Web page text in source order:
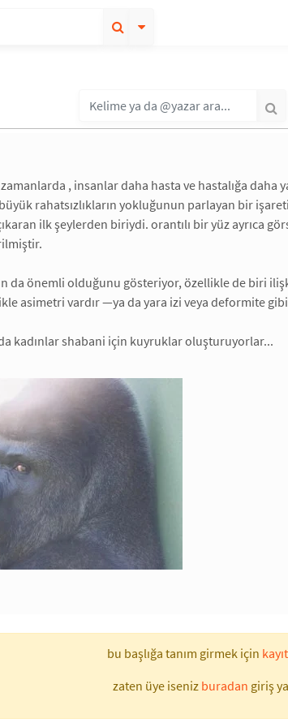
, insanlar daha hasta ve hastalığa daha
rahatsızlıkların yokluğunun parlayan bir
ilk şeylerden biriydi. orantılı bir yüz ayrıca
da önemli olduğunu gösteriyor, özellikle de biri
asimetri vardır —ya da yara izi veya deformite
kadınlar shabani için kuyruklar oluşturuyorlar...
bu başlığa tanım girmek için kayıt
zaten üye iseniz buradan giriş